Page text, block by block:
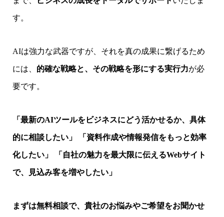
す。
AIは強力な武器ですが、それを真の成果に繋げるため
には、 的確な戦略と、その戦略を形にする実行力が必
要です。
「最新のAIツールをビジネスにどう活かせるか、具体
的に相談したい」 「資料作成や情報発信をもっと効率
化したい」 「自社の魅力を最大限に伝えるWebサイト
で、見込み客を増やしたい」
まずは無料相談で、貴社のお悩みやご希望をお聞かせ